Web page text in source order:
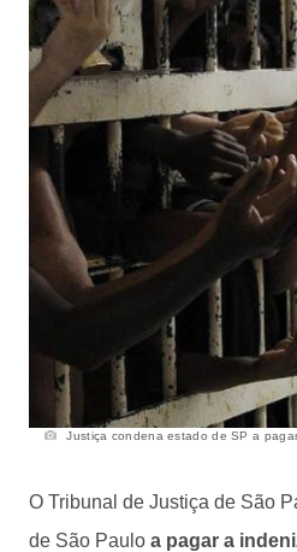
Justiça condena estado de SP a
O Tribunal de Justiça de São
de São Paulo a pagar a